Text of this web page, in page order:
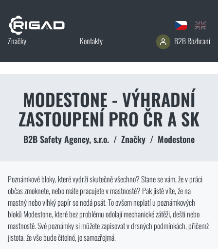
Značky Kontakty B2B Rozhraní
MODESTONE - VÝHRADNÍ
ZASTOUPENÍ PRO ČR A SK
B2B Safety Agency, s.r.o. / Značky / Modestone
Poznámkové bloky, které vydrží skutečně všechno? Stane se vám, že v práci
občas zmoknete, nebo máte pracujete v mastnostě? Pak jistě víte, že na
mastný nebo vlhký papír se nedá psát. To ovšem neplatí u poznámkových
bloků Modestone, které bez problému odolají mechanické zátěži, dešti nebo
mastnostě. Své poznámky si můžete zapisovat v drsných podmínkách, přičemž
jistota, že vše bude čitelné, je samozřejmá.